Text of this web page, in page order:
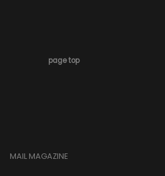
page top
MAIL MAGAZINE